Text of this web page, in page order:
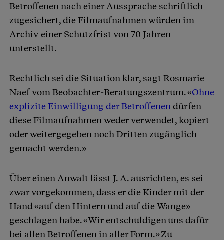
Betroffenen nach einer Aussprache schriftlich
zugesichert, die Filmaufnahmen würden im
Archiv einer Schutzfrist von 70 Jahren
unterstellt.
Rechtlich sei die Situation klar, sagt Rosmarie
Naef vom Beobachter-Beratungszentrum. «Ohne
explizite Einwilligung der Betroffenendürfen
diese Filmaufnahmen weder verwendet, kopiert
oder weitergegeben noch Dritten zugänglich
gemacht werden.»
Über einen Anwalt lässt J. A. ausrichten, es sei
zwar vorgekommen, dass er die Kinder mit der
Hand «auf den Hintern und auf die Wange»
geschlagen habe. «Wir entschuldigen uns dafür
bei allen Betroffenen in aller Form.» Zu